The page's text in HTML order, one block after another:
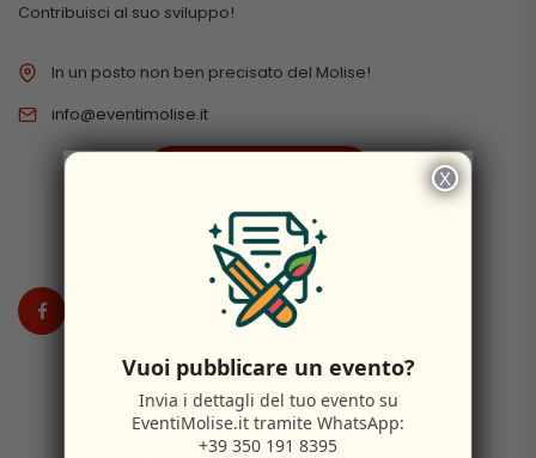
Contribuisci al suo sviluppo!
In un posto non ben precisato del Molise!
info@eventimolise.it
DISCLAIMER
×
Vuoi pubblicare un evento?
Invia i dettagli del tuo evento su
EventiMolise.it tramite WhatsApp:
+39 350 191 8395
X